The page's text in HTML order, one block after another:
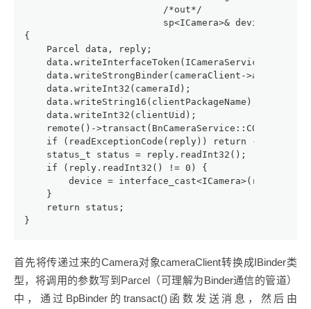
                         /*out*/
                         sp<ICamera>& device)
{
    Parcel data, reply;
data.writeStrongBinder(cameraClient-
    data.writeInt32(cameraId);
    data.writeString16(clientPackageName);
    data.writeInt32(clientUid);
remote()->transact(BnCameraService::CONNECT,
    if (readExceptionCode(reply)) return -EPROTO;
    status_t status = reply.readInt32();
    if (reply.readInt32() != 0) {
device =
    }
    return status;
}
首先将传递过来的Camera对象cameraClient转换成IBinder类
型，将调用的参数写到Parcel（可理解为Binder通信的管道）
中，通过BpBinder的transact()函数发送消息，然后由